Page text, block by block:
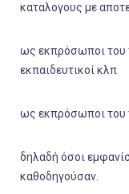
καταλογους με
ως εκπρόσωποι του
εκπαιδευτικοί κλπ
ως εκπρόσωποι του
δηλαδή όσοι
καθοδηγούσαν.